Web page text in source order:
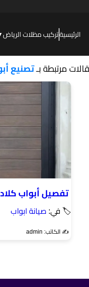
الرئيسيةتركيب مظلات الرياض
مرتبطة بـتصنيع
تفصيل أبواب
🏷 في: صيانة ابواب
✍️ الكاتب: admin